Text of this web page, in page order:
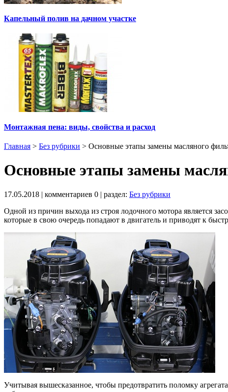
Капельный полив на дачном участке
Монтажная пена: виды, свойства и расход
Главная > Без рубрики > Основные этапы замены масляного
Основные этапы замены
17.05.2018 | комментариев 0 | раздел: Без рубрики
Одной из причин выхода из строя лодочного мотора является
которые в свою очередь попадают в двигатель и приводят к
Учитывая вышесказанное, чтобы предотвратить поломку